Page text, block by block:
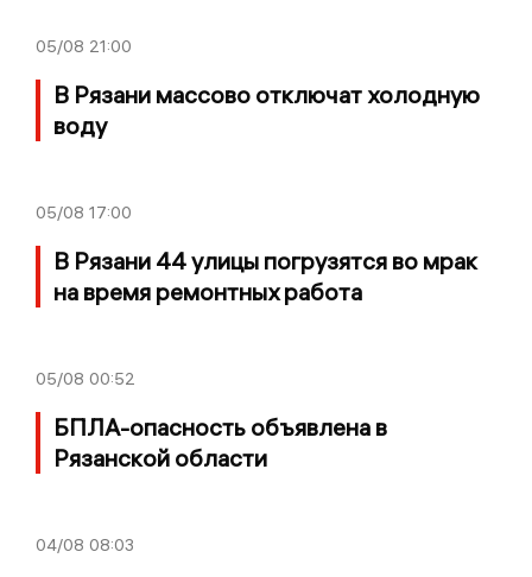
05/08 21:00
В Рязани массово отключат холодную
воду
05/08 17:00
В Рязани 44 улицы погрузятся во мрак
на время ремонтных работа
05/08 00:52
БПЛА-опасность объявлена в
Рязанской области
04/08 08:03